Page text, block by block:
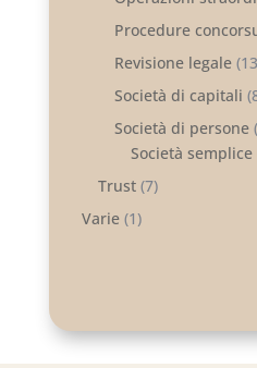
Procedure
Revisione legale
Società di capitali
Società di persone
Società semplice
Trust(7)
Varie(1)